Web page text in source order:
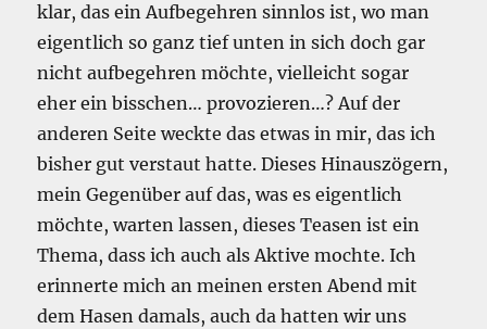
klar, das ein Aufbegehren sinnlos ist, wo man
eigentlich so ganz tief unten in sich doch gar
nicht aufbegehren möchte, vielleicht sogar
eher ein bisschen… provozieren…? Auf der
anderen Seite weckte das etwas in mir, das ich
bisher gut verstaut hatte. Dieses Hinauszögern,
mein Gegenüber auf das, was es eigentlich
möchte, warten lassen, dieses Teasen ist ein
Thema, dass ich auch als Aktive mochte. Ich
erinnerte mich an meinen ersten Abend mit
dem Hasen damals, auch da hatten wir uns